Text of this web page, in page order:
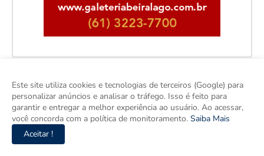
Facebook
Este site utiliza cookies e tecnologias de terceiros (Google) para
personalizar anúncios e analisar o tráfego. Isso é feito para
garantir e entregar a melhor experiência ao usuário. Ao acessar,
você concorda com a política de monitoramento. Saiba Mais
Aceitar !